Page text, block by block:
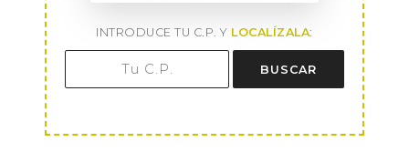
INTRODUCE TU C.P. Y LOCALÍZALA:
BUSCAR